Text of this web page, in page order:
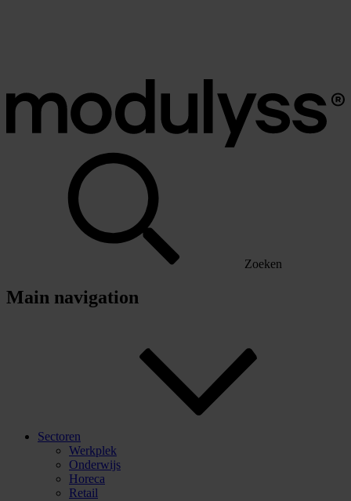
Zoeken
Main navigation
Sectoren
Werkplek
Onderwijs
Horeca
Retail